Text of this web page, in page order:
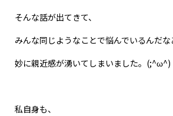
そんな話が出てきて、
みんな同じようなことで悩んでいるんだな
妙に親近感が湧いてしまいました。(;^ω^)
私自身も、